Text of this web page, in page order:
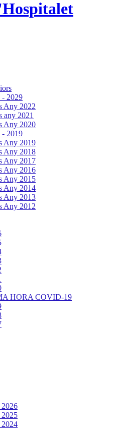
- 2029
Any 2022
any 2021
Any 2020
- 2019
Any 2019
Any 2018
Any 2017
Any 2016
Any 2015
Any 2014
Any 2013
Any 2012
HORA COVID-19